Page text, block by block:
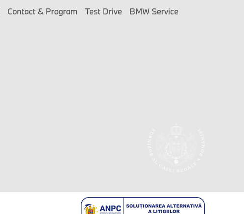
Contact & Program Test Drive
BMW Service